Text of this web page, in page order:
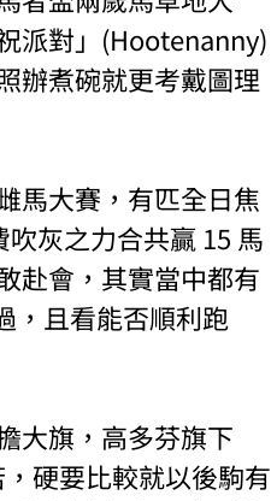
派對」(Hootenanny)
辦煮碗就更考戴圖理
馬大賽，有匹全日焦
灰之力合共贏 15 馬
赴會，其實當中都有
，且看能否順利跑
大旗，高多芬旗下
硬要比較就以後駒有